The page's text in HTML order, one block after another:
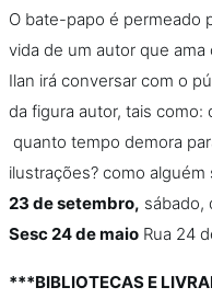
O bate-papo é permeado
vida de um autor que
Ilan irá conversar com o
da figura autor, tais como:
quanto tempo demora
ilustrações? como
23 de setembro, sábado,
Sesc 24 de maio Rua 24
***BIBLIOTECAS E